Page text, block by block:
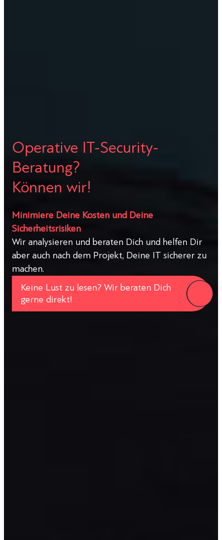
Operative IT-Security-
Beratung?
Können wir!
Minimiere Deine Kosten und Deine
Sicherheitsrisiken
Wir analysieren und beraten Dich und helfen Dir
aber auch nach dem Projekt, Deine IT sicherer zu
machen.
Keine Lust zu lesen? Wir beraten Dich
gerne direkt!